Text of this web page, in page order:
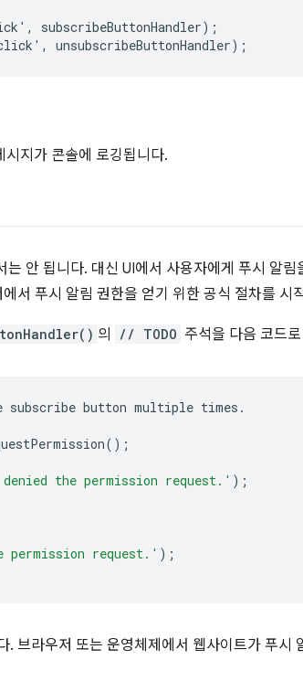
', subscribeButtonHandler);
', unsubscribeButtonHandler);
시지가 콘솔에 로깅됩니다.
안 됩니다. 대신 UI에서 사용자에게 푸시 알
서 푸시 알림 권한을 얻기 위한 공식 절차를 시
의 // TODO 주석을 다음 코드
subscribe button multiple times .
();
the permission request.' );
permission request.' );
. 브라우저 또는 운영체제에서 웹사이트가 푸시